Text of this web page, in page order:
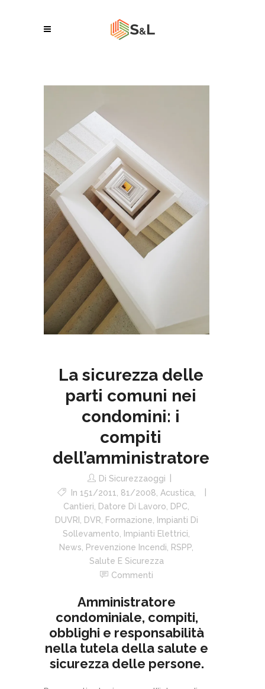
La sicurezza delle
parti comuni nei
condomini: i
compiti
dell’amministratore
Di Sicurezzaoggi
In 151/2011 81/2008 Acustica
Cantieri
Datore Di Lavoro DPC
DUVRI
DVR Formazione
Impianti Di
Sollevamento
Impianti Elettrici
News
Prevenzione Incendi RSPP
Salute E Sicurezza
Commenti
Amministratore
condominiale, compiti,
obblighi e responsabilità
nella tutela della salute e
sicurezza delle persone.